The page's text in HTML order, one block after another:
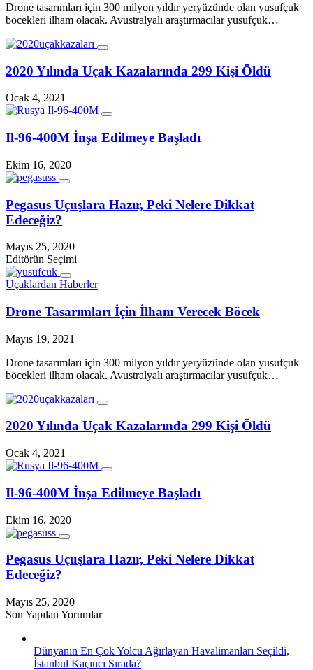
Drone tasarımları için 300 milyon yıldır yeryüzünde olan yusufçuk
böcekleri ilham olacak. Avustralyalı araştırmacılar yusufçuk…
2020 Yılında Uçak Kazalarında 299 Kişi Öldü
Ocak 4, 2021
Il-96-400M İnşa Edilmeye Başladı
Ekim 16, 2020
Pegasus Uçuşlara Hazır, Peki Nelere Dikkat
Edeceğiz?
Mayıs 25, 2020
Editörün Seçimi
Uçaklardan Haberler
Drone Tasarımları İçin İlham Verecek Böcek
Mayıs 19, 2021
Drone tasarımları için 300 milyon yıldır yeryüzünde olan yusufçuk
böcekleri ilham olacak. Avustralyalı araştırmacılar yusufçuk…
2020 Yılında Uçak Kazalarında 299 Kişi Öldü
Ocak 4, 2021
Il-96-400M İnşa Edilmeye Başladı
Ekim 16, 2020
Pegasus Uçuşlara Hazır, Peki Nelere Dikkat
Edeceğiz?
Mayıs 25, 2020
Son Yapılan Yorumlar
Dünyanın En Çok Yolcu Ağırlayan Havalimanları Seçildi,
İstanbul Kaçıncı Sırada?